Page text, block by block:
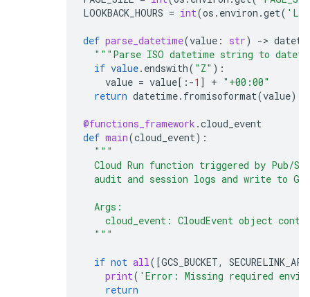
LOOKBACK_HOURS = int(os . environ .get(
def parse_datetime(value : str) ->
"""Parse ISO datetime string to
if value. endswith( "Z" ):
value = value[: -1 ] + "+00:00"
return datetime. fromisoformat(value)
@functions_framework .cloud_event
def main(cloud_event):
"""
Cloud Run function triggered by Pub/
audit and session logs and write to
  Args:
cloud_event: CloudEvent object
  """
if not all([GCS_BUCKET,
print( 'Error: Missing required
return